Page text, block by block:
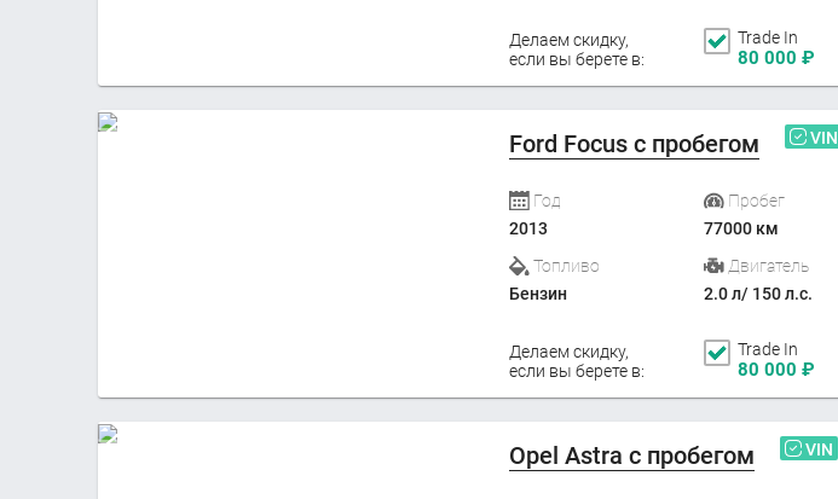
Делаем скидку,
если вы берете в:
Trade In
80 000 ₽
Ford Focus с пробегом VIN
Год
2013
Пробег
77000 км
Топливо
Бензин
Двигатель
2.0 л/ 150 л.с.
Делаем скидку,
если вы берете в:
Trade In
80 000 ₽
Opel Astra с пробегом VIN